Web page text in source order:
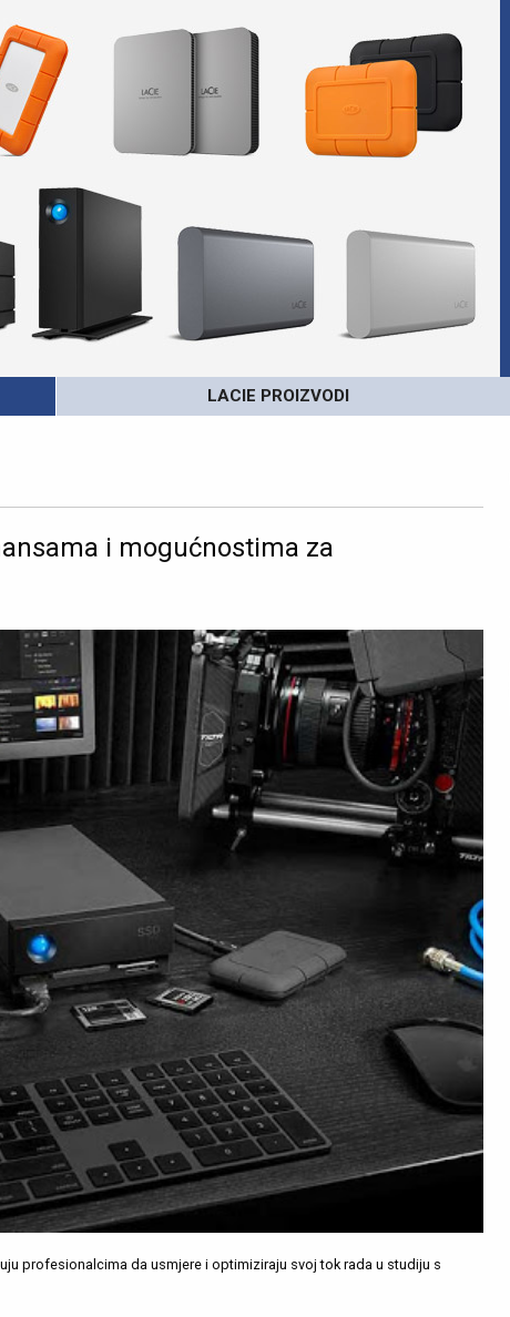
LACIE PROIZVODI
i mogućnostima za
profesionalcima da usmjere i optimiziraju svoj tok rada u studiju s